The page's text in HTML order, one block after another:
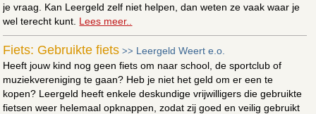
je vraag. Kan Leergeld zelf niet helpen, dan weten ze vaak waar je
wel terecht kunt. Lees meer..
Fiets: Gebruikte fiets >> Leergeld Weert e.o.
Heeft jouw kind nog geen fiets om naar school, de sportclub of
muziekvereniging te gaan? Heb je niet het geld om er een te
kopen? Leergeld heeft enkele deskundige vrijwilligers die gebruikte
fietsen weer helemaal opknappen, zodat zij goed en veilig gebruikt